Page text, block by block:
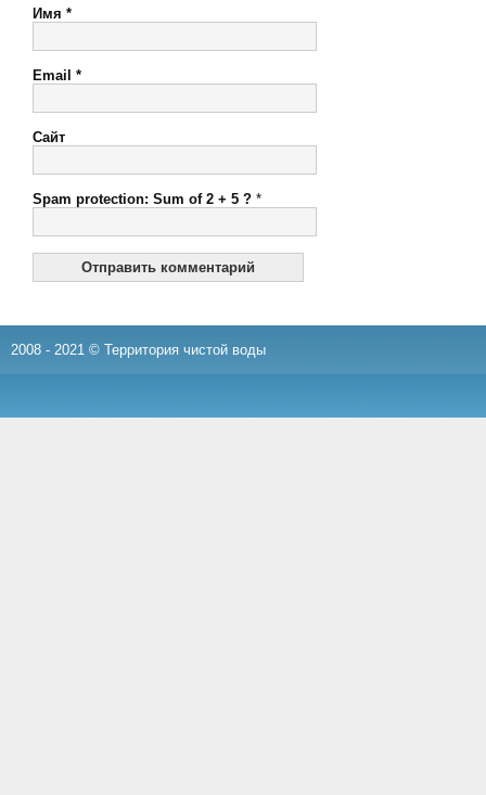
Имя *
Email *
Сайт
Spam protection: Sum of 2 + 5 ? *
2008 - 2021 © Территория чистой воды